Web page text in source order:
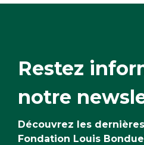
Restez
notre
Découvrez les
Fondation Louis